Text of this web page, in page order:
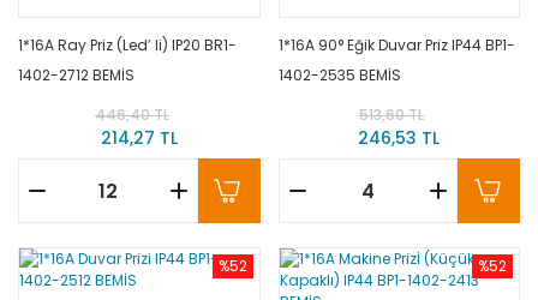
1*16A Ray Priz (Led’ li) IP20 BR1-
1402-2712 BEMİS
446,40 TL
214,27 TL
1*16A 90° Eğik Duvar Priz IP44 BP1-
1402-2535 BEMİS
513,60 TL
246,53 TL
%52 %52